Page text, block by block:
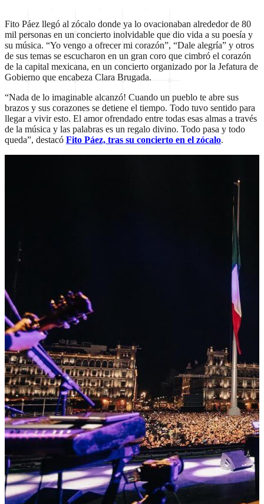
Fito Páez llegó al zócalo donde ya lo ovacionaban alrededor de 80
mil personas en un concierto inolvidable que dio vida a su poesía y
su música. “Yo vengo a ofrecer mi corazón”, “Dale alegría” y otros
de sus temas se escucharon en un gran coro que cimbró el corazón
de la capital mexicana, en un concierto organizado por la Jefatura de
Gobierno que encabeza Clara Brugada.
“Nada de lo imaginable alcanzó! Cuando un pueblo te abre sus
brazos y sus corazones se detiene el tiempo. Todo tuvo sentido para
llegar a vivir esto. El amor ofrendado entre todas esas almas a través
de la música y las palabras es un regalo divino. Todo pasa y todo
queda”, destacó Fito Páez, tras su concierto en el zócalo.